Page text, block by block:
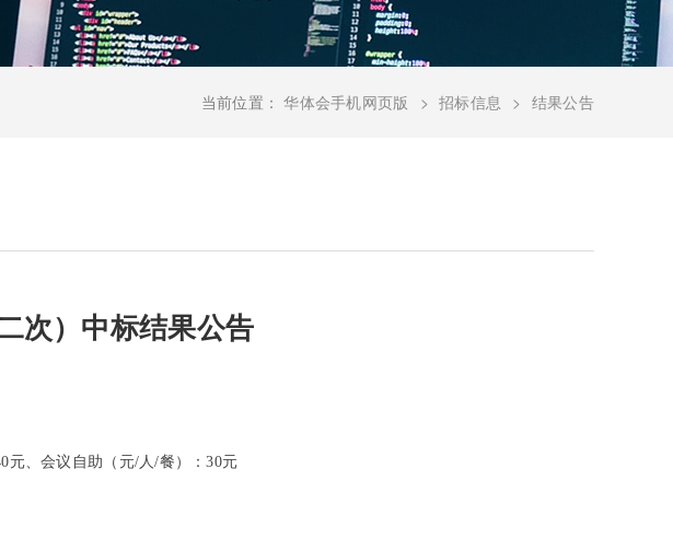
当前位置： 华体会手机网页版 招标信息 结果公告
次）中标结果公告
元、会议自助（元/人/餐）：30元